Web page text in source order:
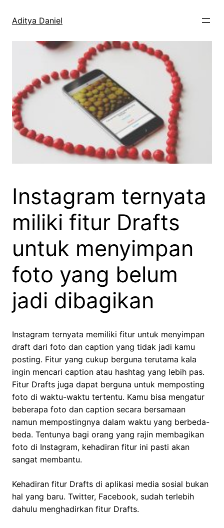
Aditya Daniel
Instagram ternyata
miliki fitur Drafts
untuk menyimpan
foto yang belum
jadi dibagikan
Instagram ternyata memiliki fitur untuk menyimpan
draft dari foto dan caption yang tidak jadi kamu
posting. Fitur yang cukup berguna terutama kala
ingin mencari caption atau hashtag yang lebih pas.
Fitur Drafts juga dapat berguna untuk memposting
foto di waktu-waktu tertentu. Kamu bisa mengatur
beberapa foto dan caption secara bersamaan
namun mempostingnya dalam waktu yang berbeda-
beda. Tentunya bagi orang yang rajin membagikan
foto di Instagram, kehadiran fitur ini pasti akan
sangat membantu.
Kehadiran fitur Drafts di aplikasi media sosial bukan
hal yang baru. Twitter, Facebook, sudah terlebih
dahulu menghadirkan fitur Drafts.